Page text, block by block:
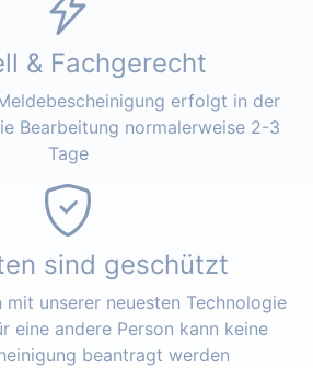
& Fachgerecht
erfolgt in der
Bearbeitung normalerweise 2-3
Tage
sind geschützt
mit unserer neuesten Technologie
eine andere Person kann keine
beantragt werden